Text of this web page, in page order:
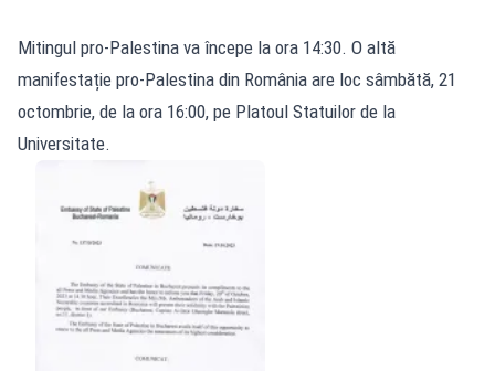
Mitingul pro-Palestina va începe la ora 14:30. O altă
manifestație pro-Palestina din România are loc sâmbătă, 21
octombrie, de la ora 16:00, pe Platoul Statuilor de la
Universitate.